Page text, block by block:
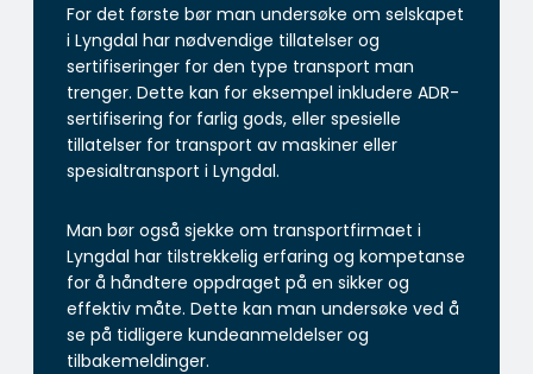
For det første bør man undersøke om selskapet
i Lyngdal har nødvendige tillatelser og
sertifiseringer for den type transport man
trenger. Dette kan for eksempel inkludere ADR-
sertifisering for farlig gods, eller spesielle
tillatelser for transport av maskiner eller
spesialtransport i Lyngdal.
Man bør også sjekke om transportfirmaet i
Lyngdal har tilstrekkelig erfaring og kompetanse
for å håndtere oppdraget på en sikker og
effektiv måte. Dette kan man undersøke ved å
se på tidligere kundeanmeldelser og
tilbakemeldinger.